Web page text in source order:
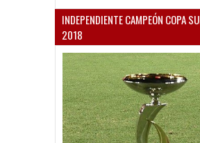
INDEPENDIENTE CAMPEÓN COPA
2018